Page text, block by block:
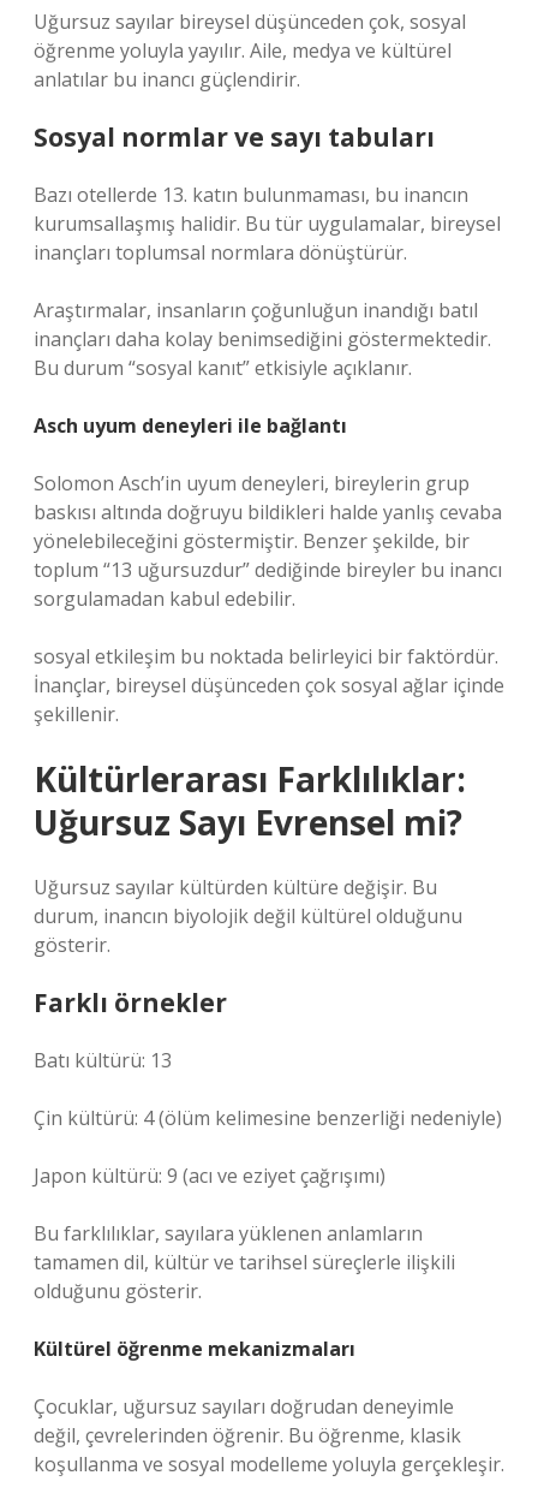
Uğursuz sayılar bireysel düşünceden çok, sosyal
öğrenme yoluyla yayılır. Aile, medya ve kültürel
anlatılar bu inancı güçlendirir.
Sosyal normlar ve sayı tabuları
Bazı otellerde 13. katın bulunmaması, bu inancın
kurumsallaşmış halidir. Bu tür uygulamalar, bireysel
inançları toplumsal normlara dönüştürür.
Araştırmalar, insanların çoğunluğun inandığı batıl
inançları daha kolay benimsediğini göstermektedir.
Bu durum “sosyal kanıt” etkisiyle açıklanır.
Asch uyum deneyleri ile bağlantı
Solomon Asch’in uyum deneyleri, bireylerin grup
baskısı altında doğruyu bildikleri halde yanlış cevaba
yönelebileceğini göstermiştir. Benzer şekilde, bir
toplum “13 uğursuzdur” dediğinde bireyler bu inancı
sorgulamadan kabul edebilir.
sosyal etkileşim bu noktada belirleyici bir faktördür.
İnançlar, bireysel düşünceden çok sosyal ağlar içinde
şekillenir.
Kültürlerarası Farklılıklar:
Uğursuz Sayı Evrensel mi?
Uğursuz sayılar kültürden kültüre değişir. Bu
durum, inancın biyolojik değil kültürel olduğunu
gösterir.
Farklı örnekler
Batı kültürü: 13
Çin kültürü: 4 (ölüm kelimesine benzerliği nedeniyle)
Japon kültürü: 9 (acı ve eziyet çağrışımı)
Bu farklılıklar, sayılara yüklenen anlamların
tamamen dil, kültür ve tarihsel süreçlerle ilişkili
olduğunu gösterir.
Kültürel öğrenme mekanizmaları
Çocuklar, uğursuz sayıları doğrudan deneyimle
değil, çevrelerinden öğrenir. Bu öğrenme, klasik
koşullanma ve sosyal modelleme yoluyla gerçekleşir.